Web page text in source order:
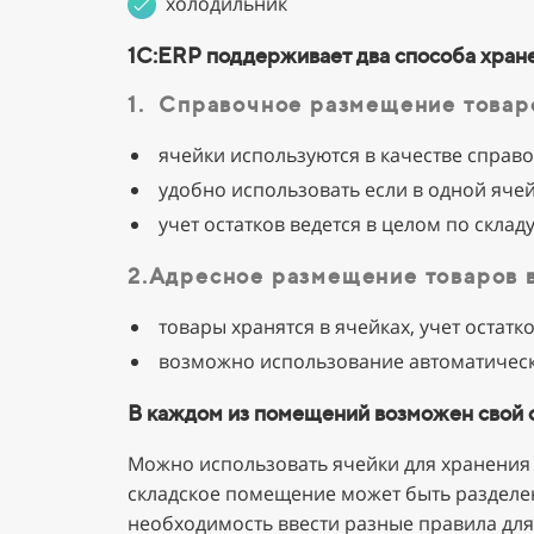
1С:ERP поддерживает два способа
1. Справочное размещение
ячейки используются в качестве
удобно использовать если в одной
учет остатков ведется в целом по складу
2.Адресное размещение товаров
товары хранятся в ячейках, учет
возможно использование
В каждом из помещений возможен свой
Можно использовать ячейки для
складское помещение может быть
необходимость ввести разные правила